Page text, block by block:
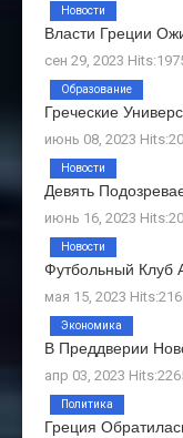
Власти Греции
сен 29, 2023
Новости
Греческие
июнь 08, 2023
Образование
Девять
июнь 16, 2023
Новости
Футбольный
мая 15, 2023
Новости
В Преддверии
апр 03, 2023
Экономика
Греция
Политика